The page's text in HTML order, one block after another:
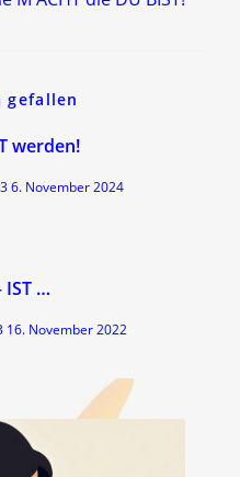
gefallen
werden!
6. November 2024
IST …
16. November 2022